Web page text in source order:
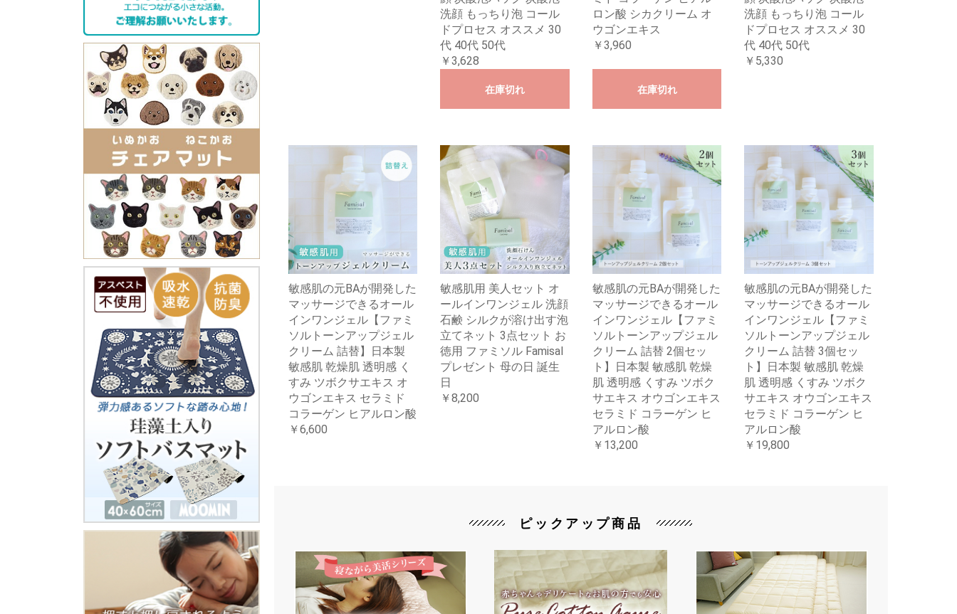
洗顔 もっちり泡 コール
ドプロセス オススメ 30
代 40代 50代
￥3,628
在庫切れ
ロン酸 シカクリーム オ
ウゴンエキス
￥3,960
在庫切れ
洗顔 もっちり泡 コール
ドプロセス オススメ 30
代 40代 50代
￥5,330
敏感肌の元BAが開発した
マッサージできるオール
インワンジェル【ファミ
ソルトーンアップジェル
クリーム 詰替】日本製
敏感肌 乾燥肌 透明感 く
すみ ツボクサエキス オ
ウゴンエキス セラミド
コラーゲン ヒアルロン酸
￥6,600
敏感肌用 美人セット オ
ールインワンジェル 洗顔
石鹸 シルクが溶け出す泡
立てネット 3点セット お
徳用 ファミソル Famisal
プレゼント 母の日 誕生
日
￥8,200
敏感肌の元BAが開発した
マッサージできるオール
インワンジェル【ファミ
ソルトーンアップジェル
クリーム 詰替 2個セッ
ト】日本製 敏感肌 乾燥
肌 透明感 くすみ ツボク
サエキス オウゴンエキス
セラミド コラーゲン ヒ
アルロン酸
￥13,200
敏感肌の元BAが開発した
マッサージできるオール
インワンジェル【ファミ
ソルトーンアップジェル
クリーム 詰替 3個セッ
ト】日本製 敏感肌 乾燥
肌 透明感 くすみ ツボク
サエキス オウゴンエキス
セラミド コラーゲン ヒ
アルロン酸
￥19,800
ピックアップ商品